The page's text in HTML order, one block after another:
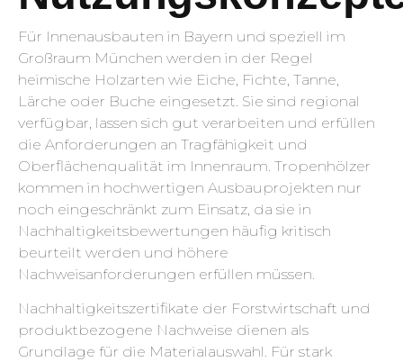
Für Innenausbauten in Bayern und speziell im
Großraum München werden in der Regel
heimische Holzarten wie Eiche, Fichte, Tanne,
Lärche oder Buche eingesetzt. Sie sind regional
verfügbar, lassen sich gut verarbeiten und erfüllen
die Anforderungen an Tragfähigkeit und
Oberflächenqualität im Innenraum. Tropenhölzer
kommen in hochwertigen Ausbauprojekten nur
noch eingeschränkt zum Einsatz, da sie in
Nachhaltigkeitsbewertungen häufig kritisch
beurteilt werden und höhere
Nachweisanforderungen erfüllen müssen.
Nachhaltigkeitszertifikate der Forstwirtschaft und
produktbezogene Nachweise dienen als
Grundlage für die Materialauswahl. Für stark